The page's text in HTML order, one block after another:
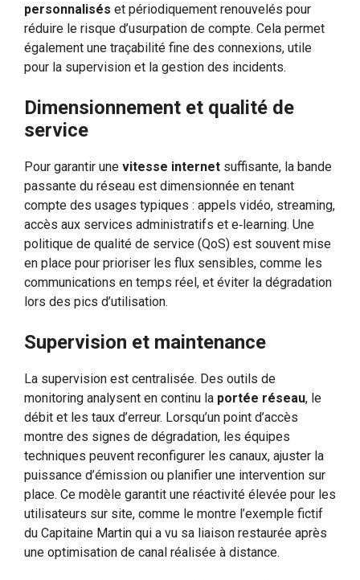
personnalisés et périodiquement renouvelés pour
réduire le risque d’usurpation de compte. Cela permet
également une traçabilité fine des connexions, utile
pour la supervision et la gestion des incidents.
Dimensionnement et qualité de
service
Pour garantir une vitesse internet suffisante, la bande
passante du réseau est dimensionnée en tenant
compte des usages typiques : appels vidéo, streaming,
accès aux services administratifs et e‑learning. Une
politique de qualité de service (QoS) est souvent mise
en place pour prioriser les flux sensibles, comme les
communications en temps réel, et éviter la dégradation
lors des pics d’utilisation.
Supervision et maintenance
La supervision est centralisée. Des outils de
monitoring analysent en continu la portée réseau, le
débit et les taux d’erreur. Lorsqu’un point d’accès
montre des signes de dégradation, les équipes
techniques peuvent reconfigurer les canaux, ajuster la
puissance d’émission ou planifier une intervention sur
place. Ce modèle garantit une réactivité élevée pour les
utilisateurs sur site, comme le montre l’exemple fictif
du Capitaine Martin qui a vu sa liaison restaurée après
une optimisation de canal réalisée à distance.